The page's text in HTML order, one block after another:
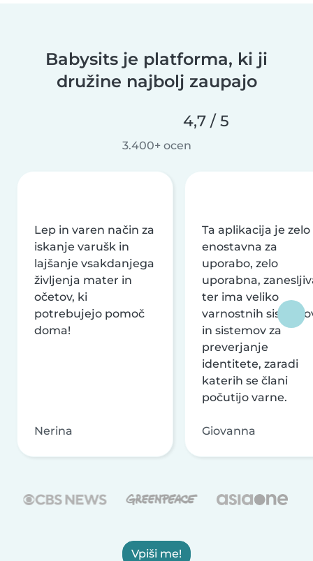
Babysits je platforma, ki ji
družine najbolj zaupajo
4,7 / 5
3.400+ ocen
Lep in varen način za
iskanje varušk in
lajšanje vsakdanjega
življenja mater in
očetov, ki
potrebujejo pomoč
doma!
Nerina
Ta aplikacija je zelo
enostavna za
uporabo, zelo
uporabna,
ter ima veliko
varnostnih
in sistemov za
preverjanje
identitete, zaradi
katerih se člani
počutijo varne.
Giovanna
Vpiši me!